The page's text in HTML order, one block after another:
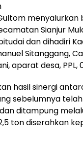
Sianjur
dan dihadiri
Sitanggang,
aparat desa, PPL,
hasil sinergi
sebelumnya
ditampung
ton diserahkan